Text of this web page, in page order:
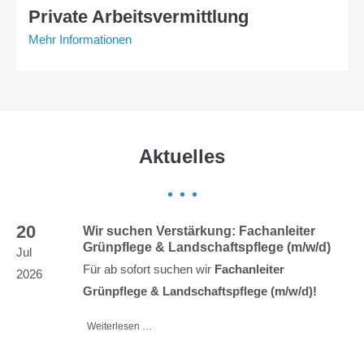
Private Arbeitsvermittlung
Mehr Informationen
Aktuelles
20
Jul
2026
Wir suchen Verstärkung: Fachanleiter
Grünpflege & Landschaftspflege (m/w/d)
Für ab sofort suchen wir Fachanleiter
Grünpflege & Landschaftspflege (m/w/d)!
Weiterlesen …